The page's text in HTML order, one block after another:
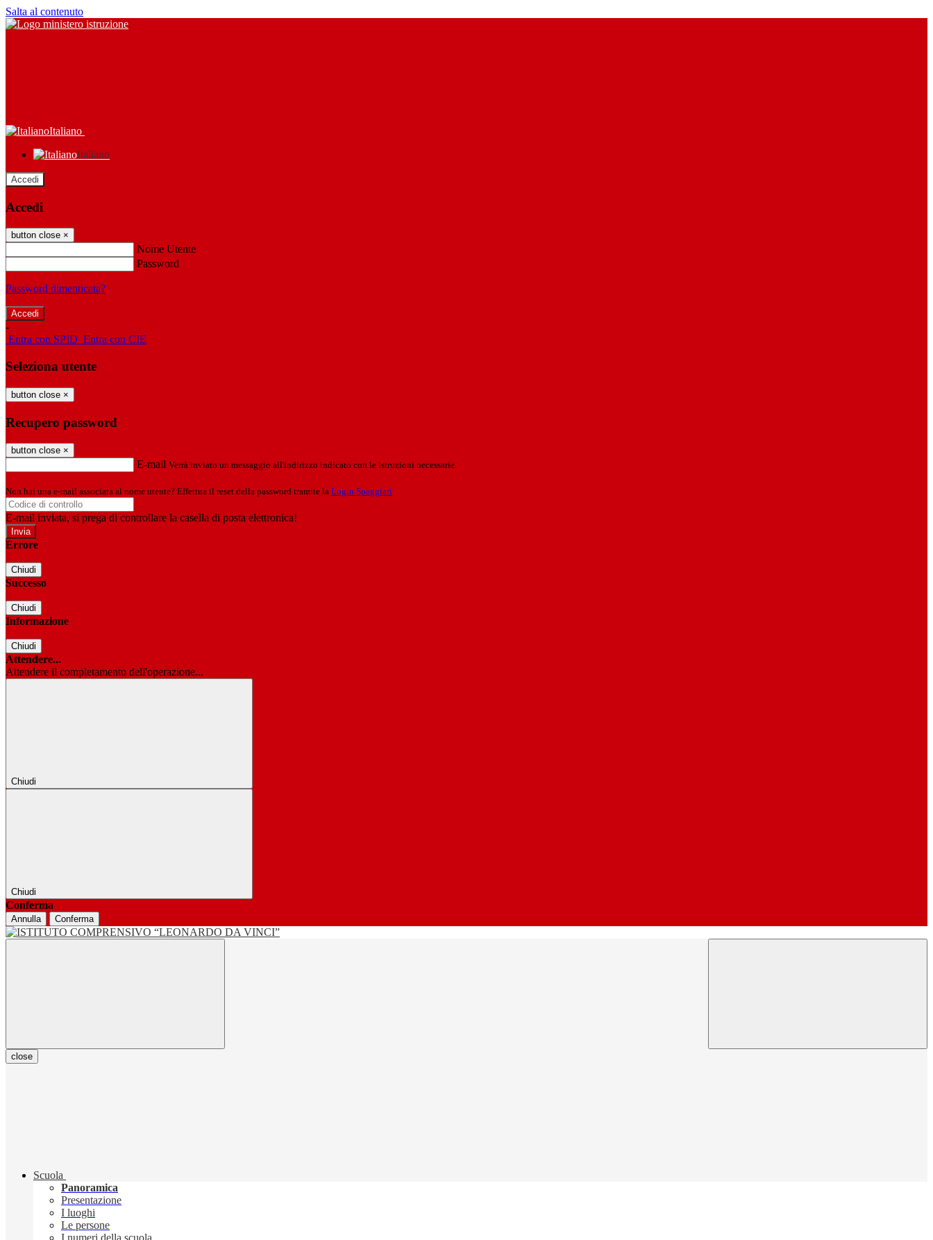
Salta al contenuto
Italiano
Italiano
Accedi
Accedi
button close ×
Nome Utente
Password
Password dimenticata?
-
Entra con SPID Entra con CIE
Seleziona utente
button close ×
Recupero password
button close ×
E-mail Verrà inviato un messaggio all'indirizzo indicato con le istruzioni necessarie.
Non hai una e-mail associata al nome utente? Effettua il reset della password tramite la Login Spaggiari
E-mail inviata, si prega di controllare la casella di posta elettronica!
Errore
Chiudi
Successo
Chiudi
Informazione
Chiudi
Attendere...
Attendere il completamento dell'operazione...
Chiudi
Chiudi
Conferma
Annulla Conferma
close
Scuola
Panoramica
Presentazione
I luoghi
Le persone